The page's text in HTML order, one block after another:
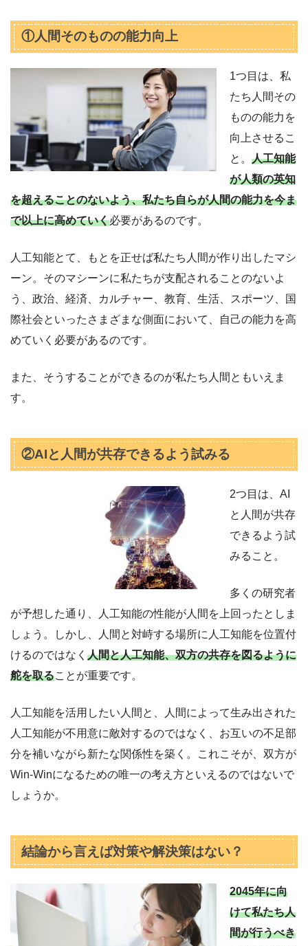
①人間そのものの能力向上
1つ目は、私
たち人間その
ものの能力を
向上させるこ
と。人工知能
が人類の英知
を超えることのないよう、私たち自らが人間の能力を今ま
で以上に高めていく必要があるのです。
人工知能とて、もとを正せば私たち人間が作り出したマシ
ーン。そのマシーンに私たちが支配されることのないよ
う、政治、経済、カルチャー、教育、生活、スポーツ、国
際社会といったさまざまな側面において、自己の能力を高
めていく必要があるのです。
また、そうすることができるのが私たち人間ともいえま
す。
②AIと人間が共存できるよう試みる
2つ目は、AI
と人間が共存
できるよう試
みること。
多くの研究者
が予想した通り、人工知能の性能が人間を上回ったとしま
しょう。しかし、人間と対峙する場所に人工知能を位置付
けるのではなく 人間と人工知能、双方の共存を図るように
舵を取ることが重要です。
人工知能を活用したい人間と、人間によって生み出された
人工知能が不用意に敵対するのではなく、お互いの不足部
分を補いながら新たな関係性を築く。これこそが、双方が
Win-Winになるための唯一の考え方といえるのではないで
しょうか。
結論から言えば対策や解決策はない？
2045年に向
けて私たち人
間が行うべき